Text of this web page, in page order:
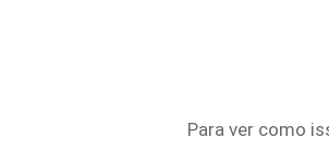
Para ver como